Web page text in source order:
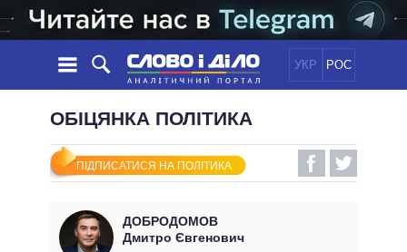
УКР РОС
НОВИНИ
СТРІЧКА
ПОДІЇ
СТАТТІ
ДУМКИ
ПОЛІТИКА
ЕКОНОМІКА
СВІТ
ОБIЦЯНКИ
УСІ ПОЛІТИКИІНФОГРАФІКА
ОБІЦЯНКА ПОЛІТИКА
ПІДПИСАТИСЯ НА ПОЛІТИКА
ДОБРОДОМОВ
Дмитро Євгенович